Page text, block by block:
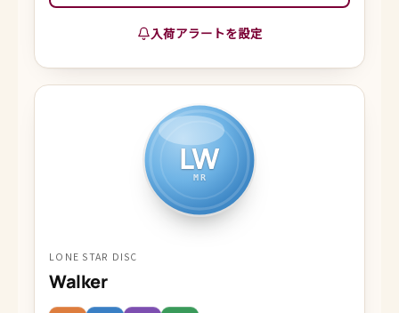
入荷アラートを設定
LW
MR
LONE STAR DISC
Walker